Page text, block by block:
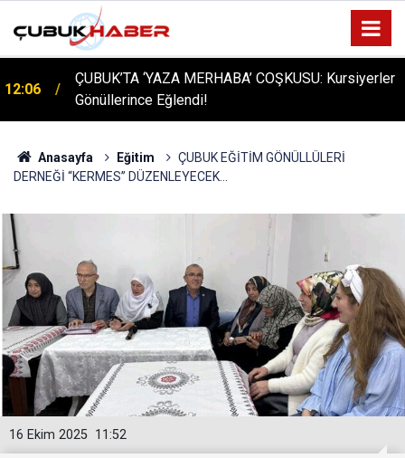
12:06
ÇUBUK’TA ‘YAZA MERHABA’ COŞKUSU: Kursiyerler
Gönüllerince Eğlendi!
Anasayfa Eğitim
ÇUBUK EĞİTİM GÖNÜLLÜLERİ
DERNEĞİ “KERMES” DÜZENLEYECEK...
11:52
16 Ekim 2025